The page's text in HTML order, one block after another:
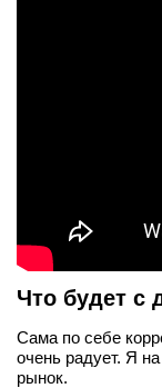
Что будет с
Сама по себе
очень радует. Я
рынок.